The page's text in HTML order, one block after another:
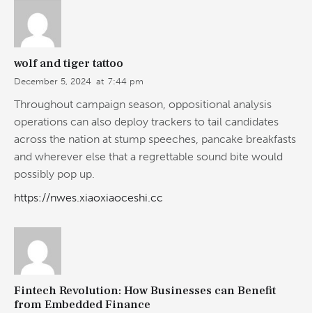
wolf and tiger tattoo
December 5, 2024 at 7:44 pm
Throughout campaign season, oppositional analysis
operations can also deploy trackers to tail candidates
across the nation at stump speeches, pancake breakfasts
and wherever else that a regrettable sound bite would
possibly pop up.
https://nwes.xiaoxiaoceshi.cc
Fintech Revolution: How Businesses can Benefit
from Embedded Finance